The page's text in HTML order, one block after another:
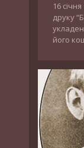
16
друку
його